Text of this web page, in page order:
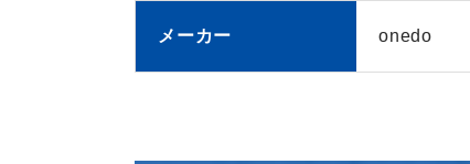
メーカー onedo